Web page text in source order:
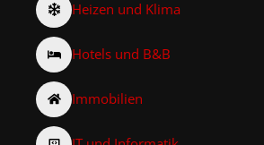
Heizen und Klima
Hotels und B&B
Immobilien